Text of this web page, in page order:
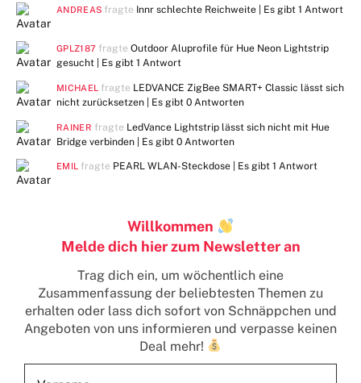
ANDREAS fragte Innr schlechte Reichweite | Es gibt1 Antwort
GPLZ187 fragteOutdoor Aluprofile für Hue Neon Lightstrip
gesucht | Es gibt 1 Antwort
MICHAEL fragte LEDVANCE ZigBee SMART+ Classic lässt sich
nicht zurücksetzen | Es gibt 0 Antworten
RAINER fragte LedVance Lightstrip lässt sich nicht mit Hue
Bridge verbinden | Es gibt 0 Antworten
EMIL fragte PEARL WLAN-Steckdose | Es gibt1 Antwort
Willkommen
Melde dich hier zum Newsletter an
Trag dich ein, um wöchentlich eine
Zusammenfassung der beliebtesten Themen zu
erhaltenoder lass dich sofort von Schnäppchen und
Angeboten von uns informieren und verpasse keinen
Deal mehr!